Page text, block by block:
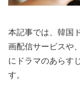
本記事では、韓国
画配信サービスや
にドラマのあらす
す。